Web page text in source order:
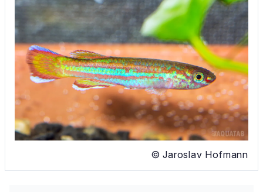
© Jaroslav Hofmann